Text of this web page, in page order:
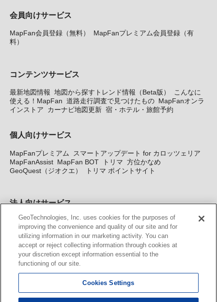
会員向けサービス
MapFan会員登録（無料）
MapFanプレミアム会員登録（有
料）
コンテンツサービス
最新地図情報 地図から探すトレンド情報（Beta版）
こんなに
使える！MapFan 道路走行調査で見つけたもの MapFanオンラ
インストア
カーナビ地図更新 宿・ホテル・旅館予約
個人向けサービス
MapFanプレミアム
スマートアップデート for カロッツェリア
MapFanAssist MapFan BOT トリマ 方位かなめ
GeoQuest（ジオクエ）
トリマ ポイントサイト
法人向けサービス
法人向け地図・位置情報サービス WEBサイト・システム向け地
図API Windows PC向け地図開発キット MapFan DB 住所確認
サービス
MAP WORLD+ トリマ広告 Geo-Research
カーナビ地図更新サービス
MapFan スマートメンバーズ カロッツェリア地図割プラス
KENWOOD MapFan Club
GeoTechnologies, Inc. uses cookies for the purposes of
improving the convenience and quality of our site and for
utilizing information in our marketing activity. You can
accept or reject collecting information through cookies at
your discretion except information essential to the
functioning of our site.
Cookies Settings